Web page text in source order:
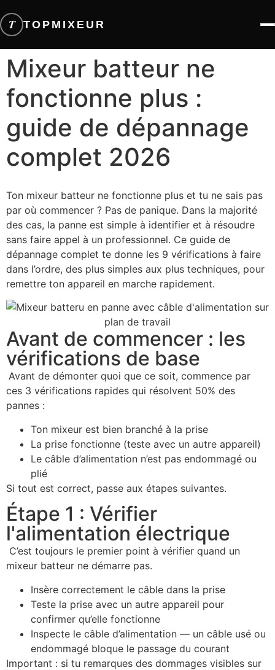
T TOPMIXEUR
Mixeur batteur ne
fonctionne plus :
guide de dépannage
complet 2026
Ton mixeur batteur ne fonctionne plus et tu ne sais pas
par où commencer ? Pas de panique. Dans la majorité
des cas, la panne est simple à identifier et à résoudre
sans faire appel à un professionnel. Ce guide de
dépannage complet te donne les 9 vérifications à faire
dans l’ordre, des plus simples aux plus techniques, pour
remettre ton appareil en marche rapidement.
Avant de commencer : les
vérifications de base
Avant de démonter quoi que ce soit, commence par
ces 3 vérifications rapides qui résolvent 50% des
pannes :
Ton mixeur est bien branché à la prise
La prise fonctionne (teste avec un autre appareil)
Le câble d’alimentation n’est pas endommagé ou
plié
Si tout est correct, passe aux étapes suivantes.
Étape 1 : Vérifier
l'alimentation électrique
C’est toujours le premier point à vérifier quand un
mixeur batteur ne démarre pas.
Insère correctement le câble dans la prise
Teste la prise avec un autre appareil pour
confirmer qu’elle fonctionne
Inspecte le câble d’alimentation — un câble usé ou
endommagé bloque le passage du courant
Important : si tu remarques des dommages visibles sur